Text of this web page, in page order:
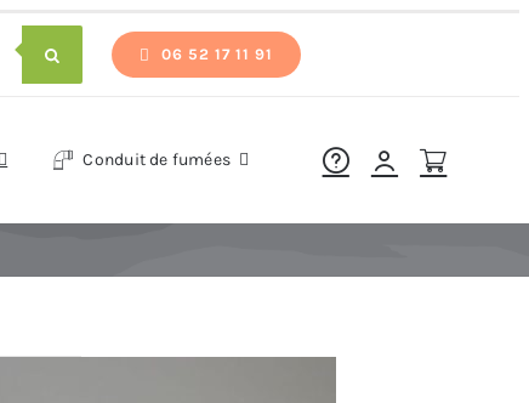
06 52 17 11 91
Conduit de fumées